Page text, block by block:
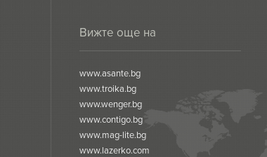
Вижте още на
www.asante.bg
www.troika.bg
www.wenger.bg
www.contigo.bg
www.mag-lite.bg
www.lazerko.com